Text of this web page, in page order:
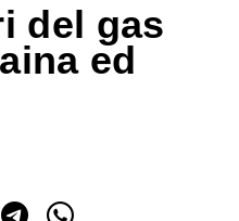
del gas
ed